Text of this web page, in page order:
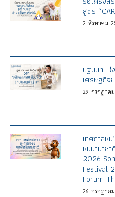
สูตร
2 สิงหาคม
ปฐมบทแห่
เศรษฐกิจ
29 กรกฎาคม
เทศกาลหุ่
หุ่นนานาช
2026
Festival
Forum
26 กรกฎาคม